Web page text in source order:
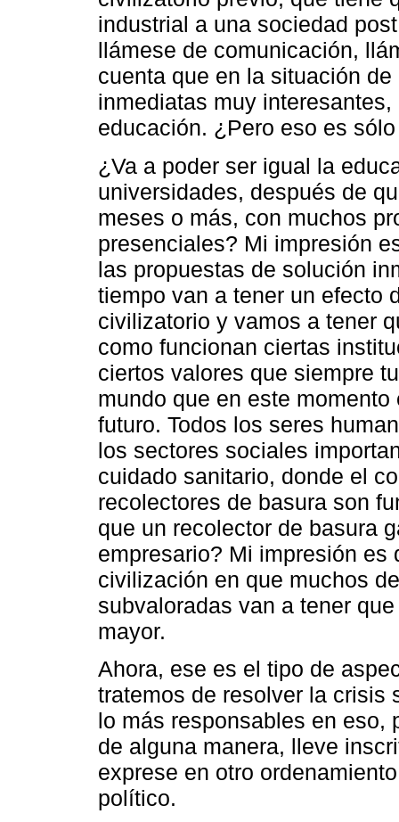
industrial a una sociedad
llámese de comunicación,
cuenta que en la situación
inmediatas muy
educación. ¿Pero eso es
¿Va a poder ser igual la
universidades, después de
meses o más, con muchos
presenciales? Mi impresión
las propuestas de solución
tiempo van a tener un efecto
civilizatorio y vamos a tener
como funcionan ciertas
ciertos valores que siempre
mundo que en este
futuro. Todos los seres
los sectores sociales
cuidado sanitario, donde el
recolectores de basura son
que un recolector de basura
empresario? Mi impresión es
civilización en que muchos
subvaloradas van a tener
mayor.
Ahora, ese es el tipo de
tratemos de resolver la crisis
lo más responsables en eso,
de alguna manera, lleve
exprese en otro
político.